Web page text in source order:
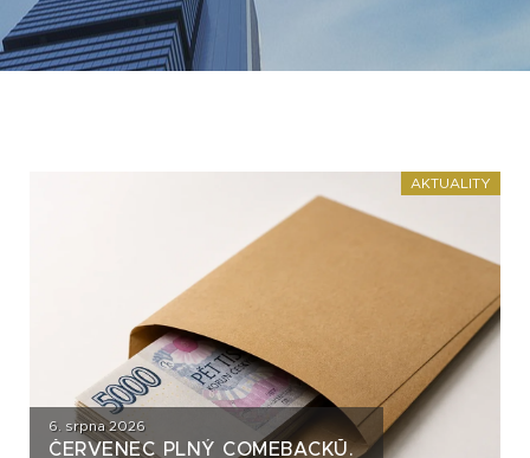
AKTUALITY
6. srpna 2026
ČERVENEC PLNÝ COMEBACKŮ.